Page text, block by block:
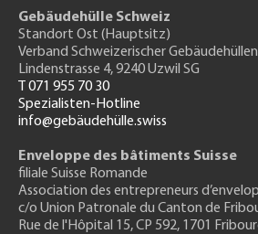
Gebäudehülle Schweiz
Standort Ost (Hauptsitz)
Verband Schweizerischer
Lindenstrasse 4, 9240 Uzwil SG
T 071 955 70 30
Spezialisten-Hotline
info@gebäudehülle.swiss
Enveloppe des bâtiments Suisse
filiale Suisse Romande
Association des entrepreneurs
c/o Union Patronale du Canton de
Rue de l'Hôpital 15, CP 592, 1701